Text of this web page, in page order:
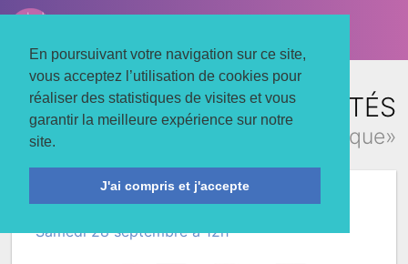
En poursuivant votre navigation sur ce site,
vous acceptez l’utilisation de cookies pour
réaliser des statistiques de visites et vous
garantir la meilleure expérience sur notre
site.
J'ai compris et j'accepte
LE TROIS MATS
TOUTES LES ACTUALITÉS
concernant «pique-nique»
Partage ton quartier
Samedi 28 septembre à 12h